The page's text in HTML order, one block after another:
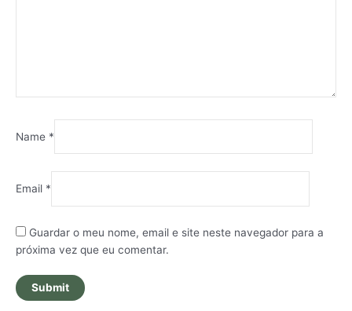
Name *
Email *
Guardar o meu nome, email e site neste navegador para a
próxima vez que eu comentar.